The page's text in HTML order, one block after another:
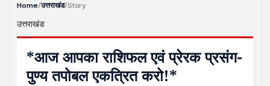
Home/उत्तराखंड/Story
उत्तराखंड
*आज आपका राशिफल एवं प्रेरक प्रसंग-
पुण्य तपोबल एकत्रित करो!*